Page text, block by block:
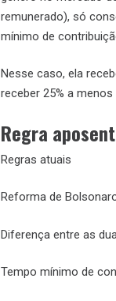
remunerado), só
mínimo de
Nesse caso, ela
receber 25% a
Regra
Regras atuais
Reforma de
Diferença entre as
Tempo mínimo de